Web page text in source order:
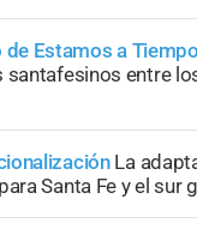
Estamos a Tiempo
santafesinos entre
La
Santa Fe y el sur